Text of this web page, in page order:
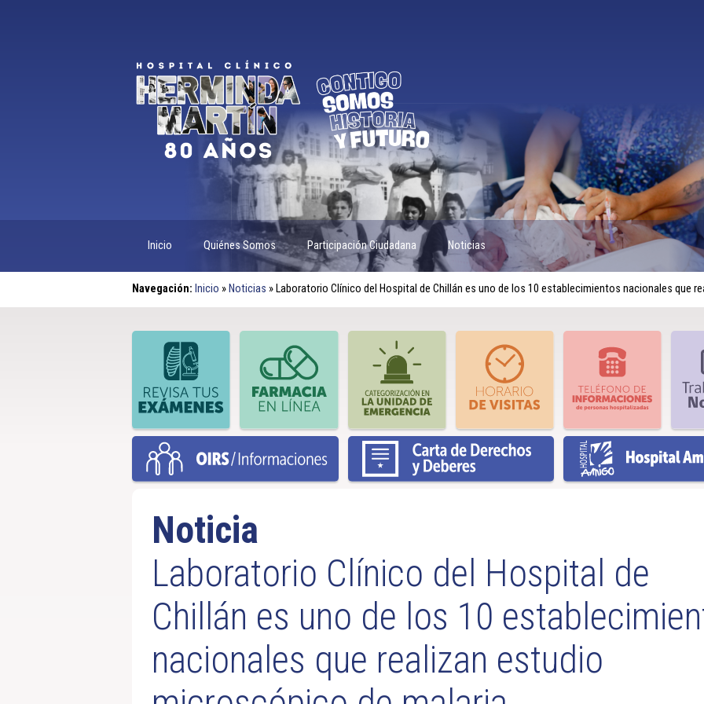
Inicio Quiénes Somos Participación Ciudadana Noticias
Navegación: Inicio » Noticias » Laboratorio Clínico del Hospital de Chillán es uno de los 10 establecimientos nacionales que
Noticia
Laboratorio Clínico del Hospital de
Chillán es uno de los 10
nacionales que realizan estudio